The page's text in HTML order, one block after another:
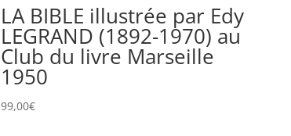
LA BIBLE illustrée par Edy
LEGRAND (1892-1970) au
Club du livre Marseille
1950
99,00€